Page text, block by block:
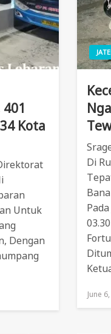
Kota
Untuk
Dengan
Di
Posted
June